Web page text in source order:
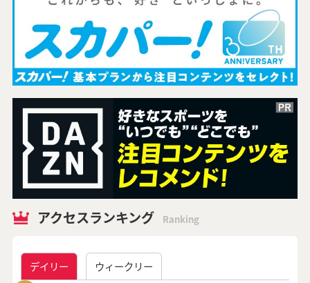
アクセスランキング Ranking
デイリー ウィークリー